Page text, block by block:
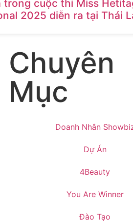
trong cuộc thi Miss
2025 diễn ra tại Thái
Chuyên
Mục
Doanh Nhân
Dự Án
4Beauty
You Are Winner
Đào Tạo